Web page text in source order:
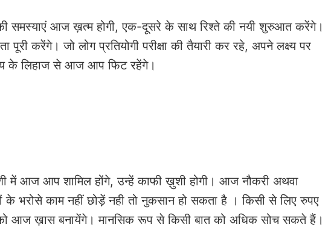
समस्याएं आज ख़त्म होगी, एक-दूसरे के साथ रिश्ते की नयी शुरुआत करेंगे।
करेंगे। जो लोग प्रतियोगी परीक्षा की तैयारी कर रहे, अपने लक्ष्य पर
के लिहाज से आज आप फिट रहेंगे।
में आज आप शामिल होंगे, उन्हें काफी ख़ुशी होगी। आज नौकरी अथवा
के भरोसे काम नहीं छोड़ें नही तो नुकसान हो सकता है । किसी से लिए रुपए
आज ख़ास बनायेंगे। मानसिक रूप से किसी बात को अधिक सोच सकते हैं।